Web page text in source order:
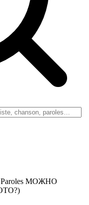
Paroles МОЖНО